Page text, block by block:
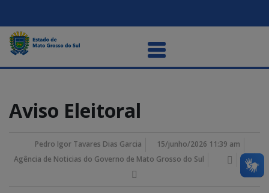
Aviso Eleitoral
Pedro Igor Tavares Dias Garcia
15/junho/2026 11:39 am
Agência de Noticias do Governo de Mato Grosso do Sul